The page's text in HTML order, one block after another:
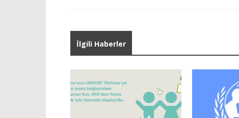
İlgili Haberler